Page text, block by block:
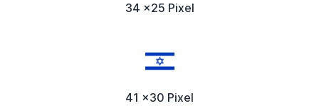
34 x25 Pixel
41 x30 Pixel